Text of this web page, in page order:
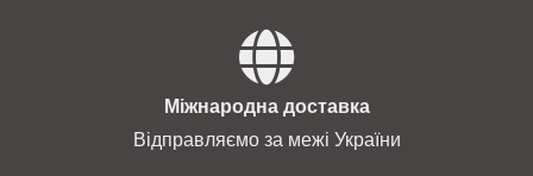
Міжнародна доставка
Відправляємо за межі України